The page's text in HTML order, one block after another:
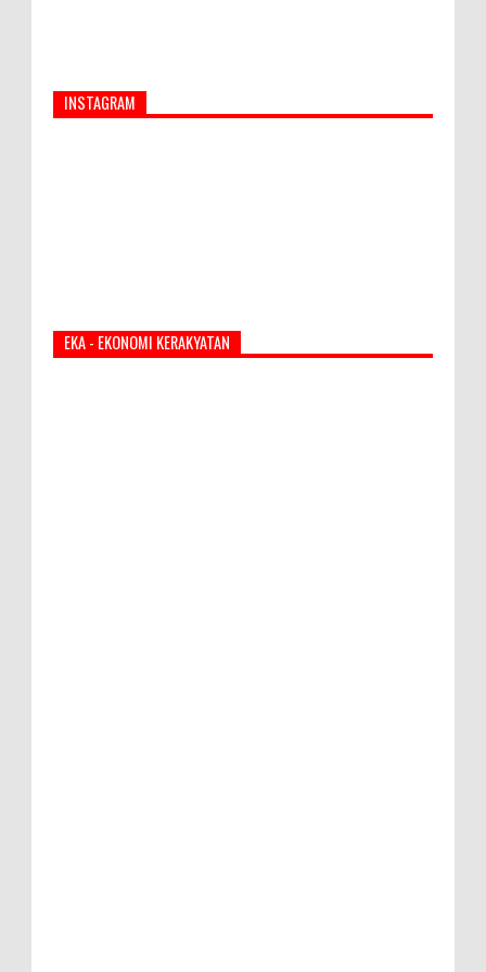
INSTAGRAM
EKA - EKONOMI KERAKYATAN